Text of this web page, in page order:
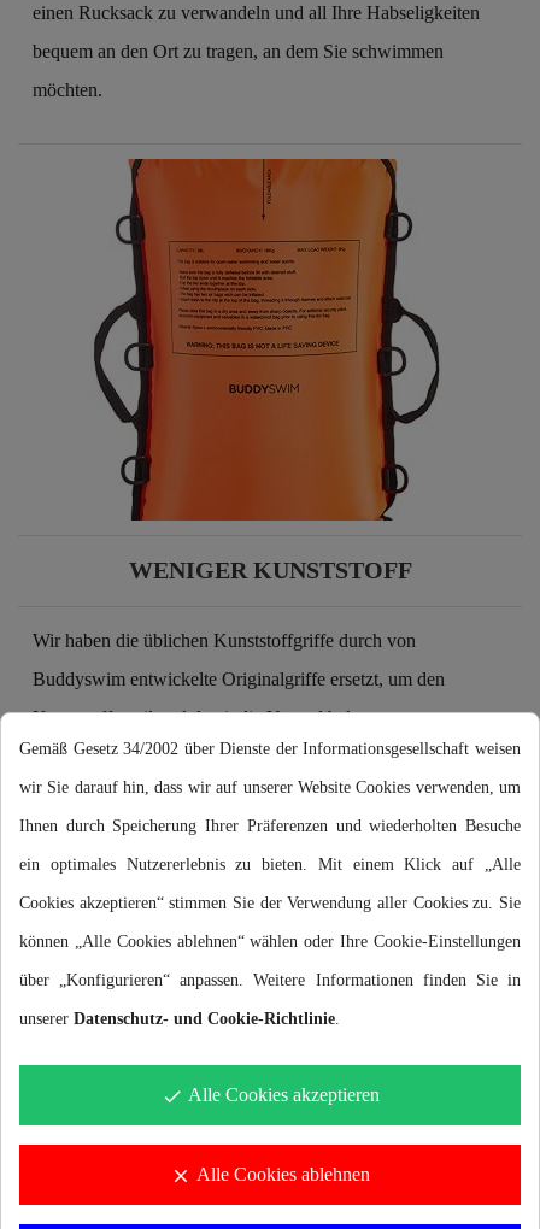
einen Rucksack zu verwandeln und all Ihre Habseligkeiten
bequem an den Ort zu tragen, an dem Sie schwimmen
möchten.
WENIGER KUNSTSTOFF
Wir haben die üblichen Kunststoffgriffe durch von
Buddyswim entwickelte Originalgriffe ersetzt, um den
Kunststoffanteil und damit die Umweltbelastung zu
reduzieren.
Gemäß Gesetz 34/2002 über Dienste der Informationsgesellschaft weisen
wir Sie darauf hin, dass wir auf unserer Website Cookies verwenden, um
Ihnen durch Speicherung Ihrer Präferenzen und wiederholten Besuche
ein optimales Nutzererlebnis zu bieten. Mit einem Klick auf „Alle
Cookies akzeptieren“ stimmen Sie der Verwendung aller Cookies zu. Sie
können „Alle Cookies ablehnen“ wählen oder Ihre Cookie-Einstellungen
über „Konfigurieren“ anpassen. Weitere Informationen finden Sie in
unserer Datenschutz- und Cookie-Richtlinie
done Alle Cookies akzeptieren
clear Alle Cookies ablehnen